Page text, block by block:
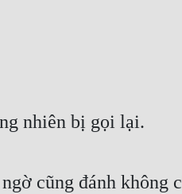
nhiên bị gọi lại.
cũng đánh không